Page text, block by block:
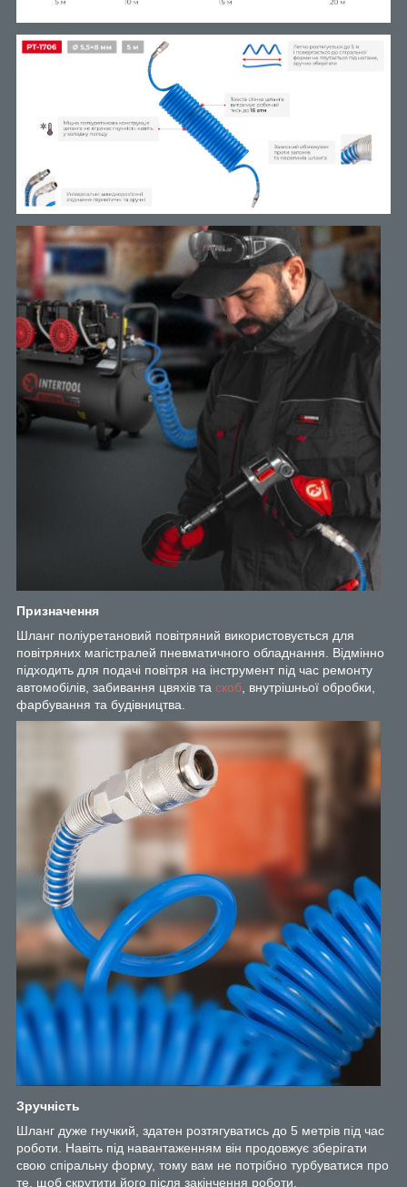
Призначення
Шланг поліуретановий повітряний використовується для
повітряних магістралей пневматичного обладнання. Відмінно
підходить для подачі повітря на інструмент під час ремонту
автомобілів, забивання цвяхів та скоб, внутрішньої обробки,
фарбування та будівництва.
Зручність
Шланг дуже гнучкий, здатен розтягуватись до 5 метрів під час
роботи. Навіть під навантаженням він продовжує зберігати
свою спіральну форму, тому вам не потрібно турбуватися про
те, щоб скрутити його після закінчення роботи.